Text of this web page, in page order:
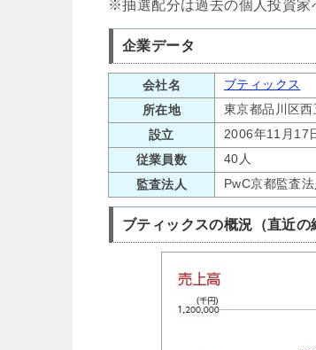
※抽選配分は過去の個人投資家
企業データ
会社名
ブティックス
所在地
東京都品川区
設立
2006年11月17
従業員数
40人
監査法人
PwC京都監査法
ブティックスの概況（直近の